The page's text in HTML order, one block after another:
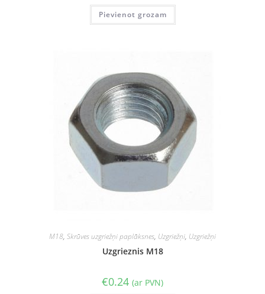
Pievienot grozam
M18, Skrūves uzgriežņi paplāksnes, Uzgriežņi, Uzgriežņi
Uzgrieznis M18
€0.24 (ar PVN)